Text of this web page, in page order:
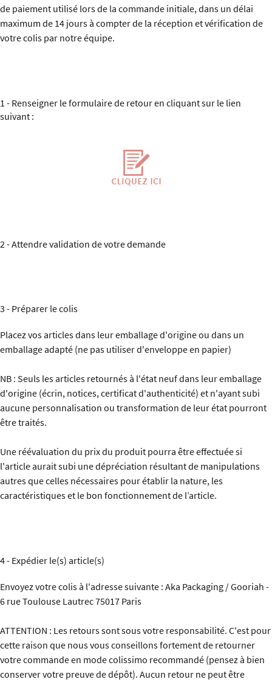
de paiement utilisé lors de la commande initiale, dans un délai
maximum de 14 jours à compter de la réception et vérification de
votre colis par notre équipe.
1 - Renseigner le formulaire de retour en cliquant sur le lien
suivant :
2 - Attendre validation de votre demande
3 - Préparer le colis
Placez vos articles dans leur emballage d'origine ou dans un
emballage adapté (ne pas utiliser d'enveloppe en papier)
NB : Seuls les articles retournés à l'état neuf dans leur emballage
d'origine (écrin, notices, certificat d'authenticité) et n'ayant subi
aucune personnalisation ou transformation de leur état pourront
être traités.
Une réévaluation du prix du produit pourra être effectuée si
l'article aurait subi une dépréciation résultant de manipulations
autres que celles nécessaires pour établir la nature, les
caractéristiques et le bon fonctionnement de l’article.
4 - Expédier le(s) article(s)
Envoyez votre colis à l'adresse suivante : Aka Packaging / Gooriah -
6 rue Toulouse Lautrec 75017 Paris
ATTENTION : Les retours sont sous votre responsabilité. C'est pour
cette raison que nous vous conseillons fortement de retourner
votre commande en mode colissimo recommandé (pensez à bien
conserver votre preuve de dépôt). Aucun retour ne peut être